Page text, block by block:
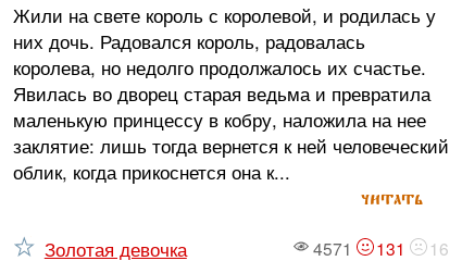
Жили на свете король с королевой, и родилась у
них дочь. Радовался король, радовалась
королева, но недолго продолжалось их счастье.
Явилась во дворец старая ведьма и превратила
маленькую принцессу в кобру, наложила на нее
заклятие: лишь тогда вернется к ней человеческий
облик, когда прикоснется она к...
читать
4571 131 16
Золотая девочка